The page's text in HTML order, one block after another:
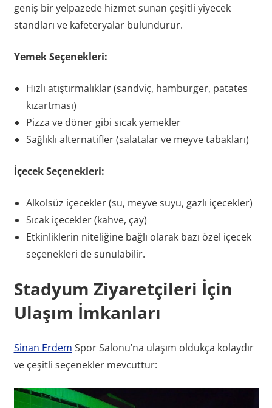
geniş bir yelpazede hizmet sunan çeşitli yiyecek
standları ve kafeteryalar bulundurur.
Yemek Seçenekleri:
Hızlı atıştırmalıklar (sandviç, hamburger, patates
kızartması)
Pizza ve döner gibi sıcak yemekler
Sağlıklı alternatifler (salatalar ve meyve tabakları)
İçecek Seçenekleri:
Alkolsüz içecekler (su, meyve suyu, gazlı içecekler)
Sıcak içecekler (kahve, çay)
Etkinliklerin niteliğine bağlı olarak bazı özel içecek
seçenekleri de sunulabilir.
Stadyum Ziyaretçileri İçin
Ulaşım İmkanları
Sinan Erdem Spor Salonu’na ulaşım oldukça kolaydır
ve çeşitli seçenekler mevcuttur: